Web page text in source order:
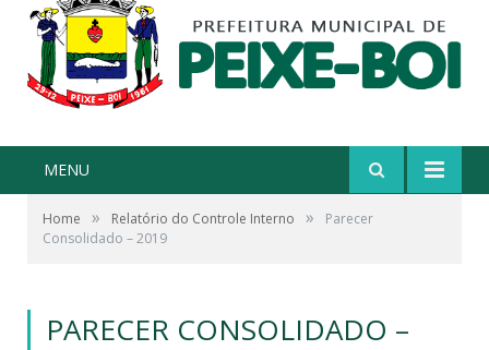
MENU
Home » Relatório do Controle Interno »
Parecer
Consolidado – 2019
PARECER CONSOLIDADO –